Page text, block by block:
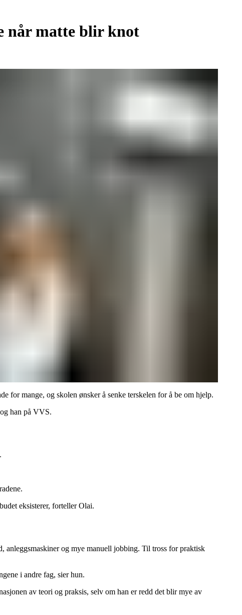
når matte blir knot
for mange, og skolen ønsker å senke terskelen for å be om hjelp.
han på VVS.
eksisterer, forteller Olai.
anleggsmaskiner og mye manuell jobbing. Til tross for praktisk
i andre fag, sier hun.
av teori og praksis, selv om han er redd det blir mye av